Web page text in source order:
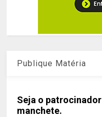
Publique Matéria
Seja o
manchete.